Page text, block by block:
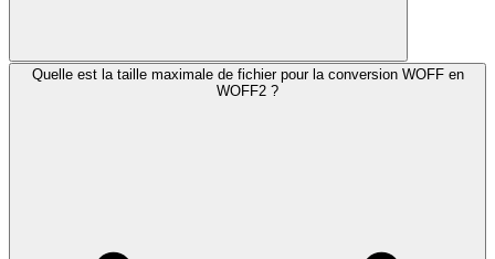
Quelle est la taille maximale de fichier pour la conversion WOFF en
WOFF2 ?